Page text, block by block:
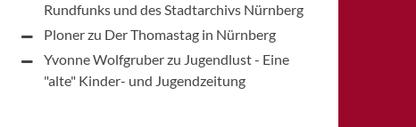
Rundfunks und des Stadtarchivs Nürnberg
Plonerzu Der Thomastag in Nürnberg
Yvonne Wolfgruberzu Jugendlust - Eine
"alte" Kinder- und Jugendzeitung